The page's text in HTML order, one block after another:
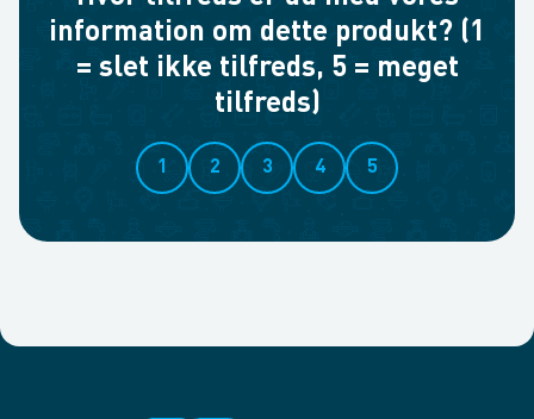
information om dette produkt? (1
= slet ikke tilfreds, 5 = meget
tilfreds)
1 2 3 4 5